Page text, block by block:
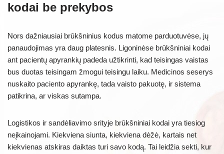
kodai be prekybos
Nors dažniausiai brūkšninius kodus matome parduotuvėse, jų
panaudojimas yra daug platesnis. Ligoninėse brūkšniniai kodai
ant pacientų apyrankių padeda užtikrinti, kad teisingas vaistas
bus duotas teisingam žmogui teisingu laiku. Medicinos seserys
nuskaito paciento apyrankę, tada vaisto pakuotę, ir sistema
patikrina, ar viskas sutampa.
Logistikos ir sandėliavimo srityje brūkšniniai kodai yra tiesiog
neįkainojami. Kiekviena siunta, kiekviena dėžė, kartais net
kiekvienas atskiras daiktas turi savo kodą. Tai leidžia sekti, kur